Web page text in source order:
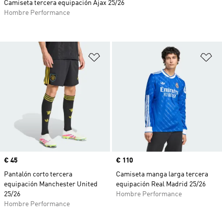
Añadir a la lista de deseos
Precio
€ 45
Pantalón corto tercera
equipación Manchester United
25/26
Hombre Performance
Precio
€ 110
Camiseta manga larga tercera
equipación Real Madrid 25/26
Hombre Performance
Camiseta tercera equipación Ajax 25/26
Hombre Performance